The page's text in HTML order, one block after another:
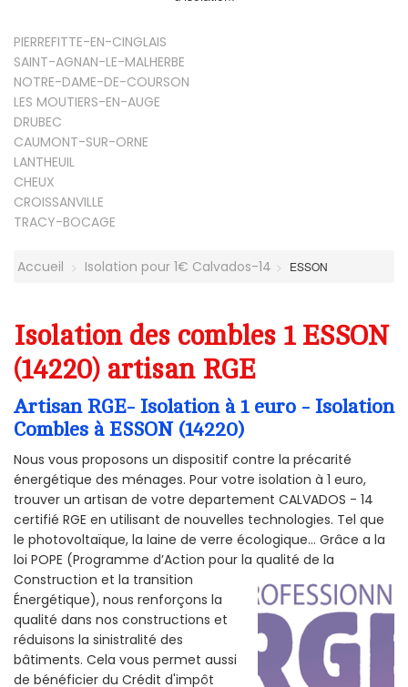
PIERREFITTE-EN-CINGLAIS
SAINT-AGNAN-LE-MALHERBE
NOTRE-DAME-DE-COURSON
LES MOUTIERS-EN-AUGE
DRUBEC
CAUMONT-SUR-ORNE
LANTHEUIL
CHEUX
CROISSANVILLE
TRACY-BOCAGE
Accueil Isolation pour 1€ Calvados-14 ESSON
Isolation des combles 1 ESSON
(14220) artisan RGE
Artisan RGE- Isolation à 1 euro - Isolation
Combles à ESSON (14220)
Nous vous proposons un dispositif contre la précarité
énergétique des ménages. Pour votre isolation à 1 euro,
trouver un artisan de votre departement CALVADOS - 14
certifié RGE en utilisant de nouvelles technologies. Tel que
le photovoltaïque, la laine de verre écologique... Grâce a la
loi POPE (Programme d’Action pour la qualité de la
Construction et la transition
Énergétique), nous renforçons la
qualité dans nos constructions et
réduisons la sinistralité des
bâtiments. Cela vous permet aussi
de bénéficier du Crédit d'impôt